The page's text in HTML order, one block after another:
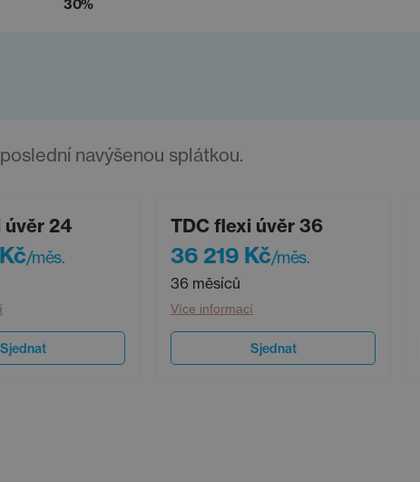
30%
navýšenou splátkou.
úvěr 24
/měs.
Sjednat
TDC flexi úvěr 36
36 219 Kč/měs.
36 měsíců
Více informací
Sjednat